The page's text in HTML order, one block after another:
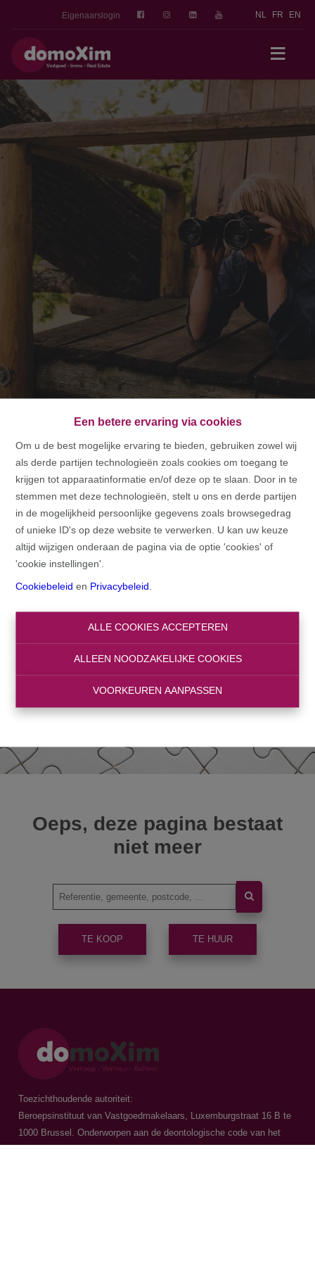
Een betere ervaring via cookies
Om u de best mogelijke ervaring te bieden, gebruiken zowel wij
als derde partijen technologieën zoals cookies om toegang te
krijgen tot apparaatinformatie en/of deze op te slaan. Door in te
stemmen met deze technologieën, stelt u ons en derde partijen
in de mogelijkheid persoonlijke gegevens zoals browsegedrag
of unieke ID's op deze website te verwerken. U kan uw keuze
altijd wijzigen onderaan de pagina via de optie 'cookies' of
'cookie instellingen'.
Cookiebeleid en Privacybeleid
ALLE COOKIES ACCEPTEREN
ALLEEN NOODZAKELIJKE COOKIES
VOORKEUREN AANPASSEN
Eigenaarslogin NL FR EN
HOME
HOME
Oeps, deze pagina bestaat
niet meer
TE KOOP TE HUUR
Toezichthoudende autoriteit:
Beroepsinstituut van Vastgoedmakelaars, Luxemburgstraat 16 B te
1000 Brussel. Onderworpen aan de deontologische code van het